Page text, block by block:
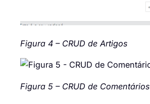
Figura 4 – CRUD de Artigos
Figura 5 – CRUD de Comentários